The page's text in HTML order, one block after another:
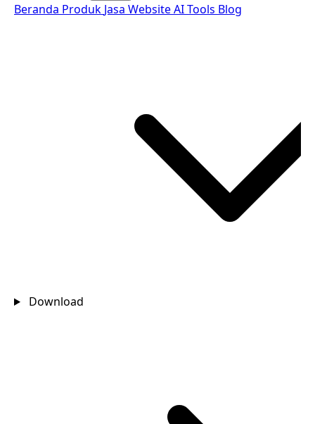
Beranda Produk Jasa WebsiteAI Tools Blog
Download